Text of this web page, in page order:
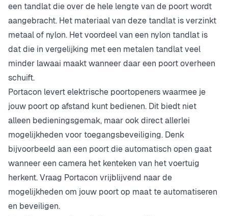
een tandlat die over de hele lengte van de poort wordt
aangebracht. Het materiaal van deze tandlat is verzinkt
metaal of nylon. Het voordeel van een nylon tandlat is
dat die in vergelijking met een metalen tandlat veel
minder lawaai maakt wanneer daar een poort overheen
schuift.
Portacon levert elektrische poortopeners waarmee je
jouw poort op afstand kunt bedienen. Dit biedt niet
alleen bedieningsgemak, maar ook direct allerlei
mogelijkheden voor toegangsbeveiliging. Denk
bijvoorbeeld aan een poort die automatisch open gaat
wanneer een camera het kenteken van het voertuig
herkent. Vraag Portacon vrijblijvend naar de
mogelijkheden om jouw poort op maat te automatiseren
en beveiligen.